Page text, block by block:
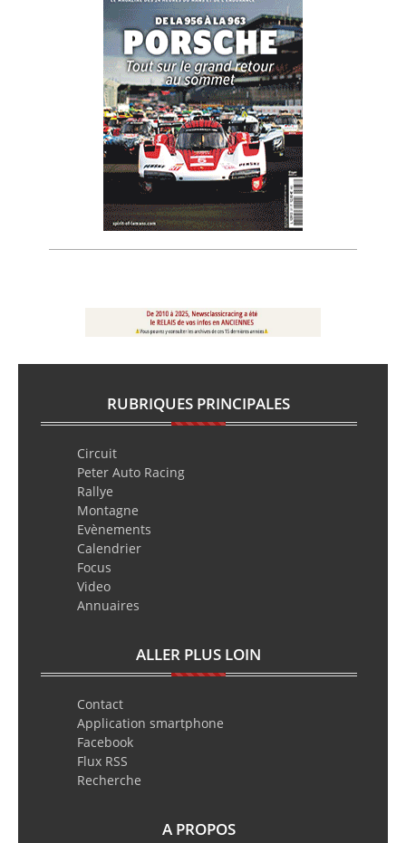
RUBRIQUES PRINCIPALES
Circuit
Peter Auto Racing
Rallye
Montagne
Evènements
Calendrier
Focus
Video
Annuaires
ALLER PLUS LOIN
Contact
Application smartphone
Facebook
Flux RSS
Recherche
A PROPOS